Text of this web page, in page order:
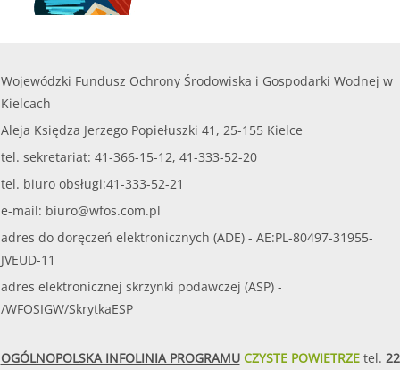
Wojewódzki Fundusz Ochrony Środowiska i Gospodarki Wodnej w
Kielcach
Aleja Księdza Jerzego Popiełuszki 41, 25-155 Kielce
tel. sekretariat: 41-366-15-12, 41-333-52-20
tel. biuro obsługi:41-333-52-21
e-mail: biuro@wfos.com.pl
adres do doręczeń elektronicznych (ADE) - AE:PL-80497-31955-
JVEUD-11
adres elektronicznej skrzynki podawczej (ASP) -
/WFOSIGW/SkrytkaESP
OGÓLNOPOLSKA INFOLINIA PROGRAMUCZYSTE POWIETRZEtel. 22